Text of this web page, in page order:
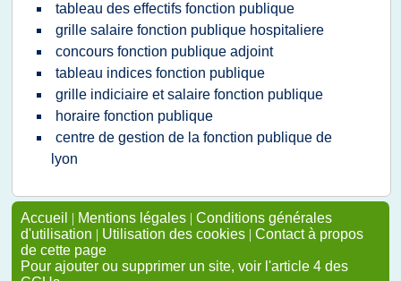
tableau des effectifs fonction publique
grille salaire fonction publique hospitaliere
concours fonction publique adjoint
tableau indices fonction publique
grille indiciaire et salaire fonction publique
horaire fonction publique
centre de gestion de la fonction publique de
lyon
Accueil | Mentions légales | Conditions générales
d'utilisation | Utilisation des cookies | Contact à propos
de cette page
Pour ajouter ou supprimer un site, voir l'article 4 des